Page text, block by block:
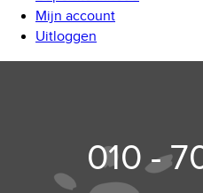
Mijn account
Uitloggen
010 -